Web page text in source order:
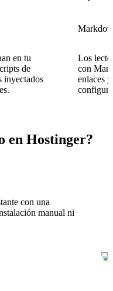
en tu
de
inyectados
Los
con
enlaces
en Hostinger?
con una
manual ni